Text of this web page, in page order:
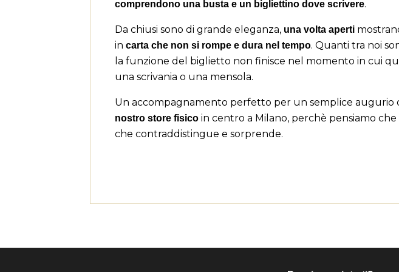
comprendono una busta e un bigliettino dove scrivere.
Da chiusi sono di grande eleganza, una volta aperti
in carta che non si rompe e dura nel tempo. Quanti tra noi
la funzione del biglietto non finisce nel momento in cui
una scrivania o una mensola.
Un accompagnamento perfetto per un semplice augurio
nostro store fisicoin centro a Milano, perchè pensiamo
che contraddistingue e sorprende.